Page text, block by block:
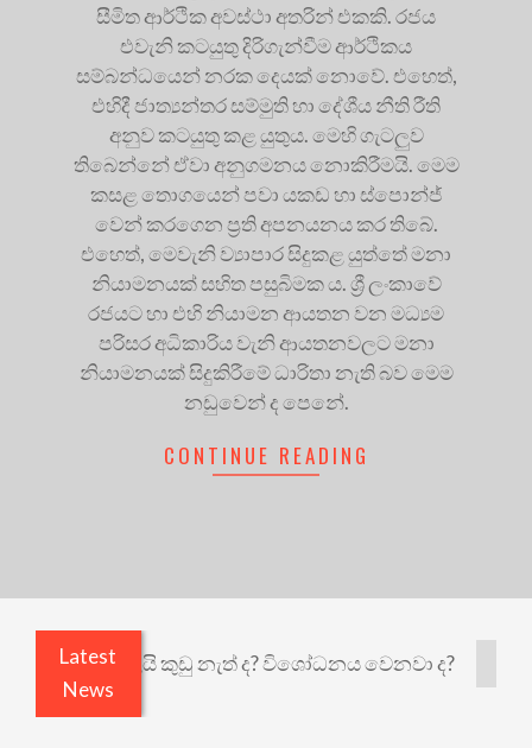
සීමිත ආර්ථික අවස්ථා අතරින් එකකි. රජය
එවැනි කටයුතු දිරිගැන්වීම ආර්ථිකය
සම්බන්ධයෙන් නරක දෙයක් නොවේ. එහෙත්,
එහිදී ජාත්‍යන්තර සම්මුති හා දේශීය නීති රීති
අනුව කටයුතු කළ යුතුය. මෙහි ගැටලුව
තිබෙන්නේ ඒවා අනුගමනය නොකිරීමයි. මෙම
කසළ තොගයෙන් පවා යකඩ හා ස්පොන්ජ්
වෙන් කරගෙන ප්‍රති අපනයනය කර තිබේ.
එහෙත්, මෙවැනි ව්‍යාපාර සිදුකළ යුත්තේ මනා
නියාමනයක් සහිත පසුබිමක ය. ශ්‍රී ලංකාවේ
රජයට හා එහි නියාමන ආයතන වන මධ්‍යම
පරිසර අධිකාරිය වැනි ආයතනවලට මනා
නියාමනයක් සිදුකිරීමේ ධාරිතා නැති බව මෙම
නඩුවෙන් ද පෙනේ.
CONTINUE READING
Latest
News
ඇතුළෙයි කුඩු නැත් ද? විශෝධනය වෙනවා ද?